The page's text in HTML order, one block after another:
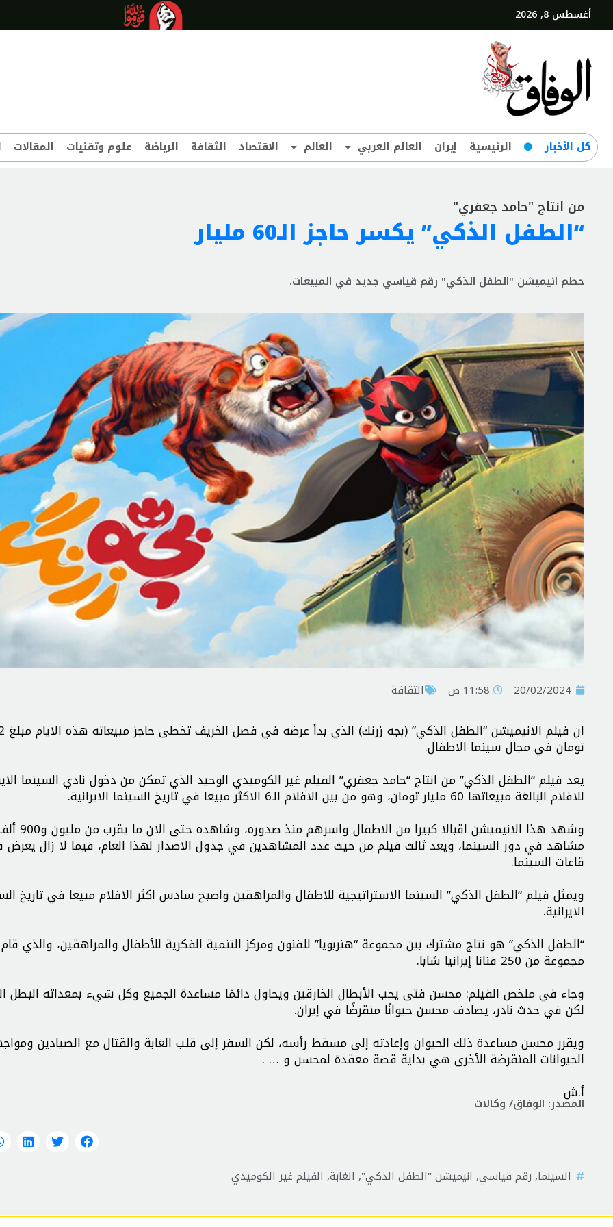
أغسطس 8, 2026
کل‌ الأخبار الرئيسية إيران العالم العربي العالم الاقتصاد الثقافة الرياضة علوم وتقنيات المقالات
من انتاج "حامد جعفري"
“الطفل الذكي” يكسر حاجز الـ60 مليار
حطم انيميشن "الطفل الذكي" رقم قياسي جديد في المبيعات.
20/02/2024 11:58 ص الثقافة
تومان في مجال سينما الاطفال.
يعد فيلم “الطفل الذكي” من انتاج “حامد جعفري” الفيلم غير الكوميدي الوحيد الذي تمكن من دخول نادي السينما
للافلام البالغة مبيعاتها 60 مليار تومان، وهو من بين الافلام الـ6 الاكثر مبيعا في تاريخ السينما الايرانية.
وشهد هذا الانيميشن اقبالا كبيرا من الاطفال واسرهم منذ صدوره،
مشاهد في دور السينما، ويعد ثالث فيلم من حيث عدد المشاهدين في جدول الاصدار لهذا العام، فيما لا زال
قاعات السينما.
ويمثل فيلم “الطفل الذكي” السينما الاستراتيجية للاطفال والمراهقين واصبح سادس اكثر الافلام مبيعا في تاريخ
الايرانية.
“الطفل الذكي” هو نتاج مشترك بين مجموعة “هنربويا” للفنون ومركز التنمية الفكرية للأطفال والمراهقين، والذي قام
مجموعة من 250 فنانا إيرانيا شابا.
وجاء في ملخص الفيلم: محسن فتى يحب الأبطال الخارقين ويحاول دائمًا مساعدة الجميع وكل شيء بمعداته البطل
لكن في حدث نادر، يصادف محسن حيوانًا منقرضًا في إيران.
ويقرر محسن مساعدة ذلك الحيوان وإعادته إلى مسقط رأسه، لكن السفر إلى قلب الغابة والقتال مع الصيادين
الحيوانات المنقرضة الأخرى هي بداية قصة معقدة لمحسن و … .
أ.ش
المصدر: الوفاق/ وكالات
السينما, رقم قياسي, انيميشن "الطفل الذكي", الغابة, الفيلم غير الكوميدي